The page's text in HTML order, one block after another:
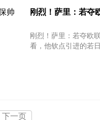
刚烈！萨里：若夺
刚烈！萨里：若夺欧联才可保帅位
看，他钦点引进的若
下一页